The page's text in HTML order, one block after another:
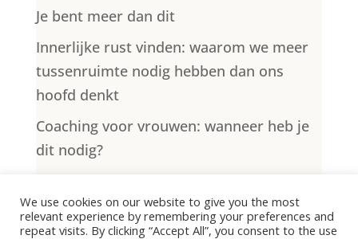
Je bent meer dan dit
Innerlijke rust vinden: waarom we meer
tussenruimte nodig hebben dan ons
hoofd denkt
Coaching voor vrouwen: wanneer heb je
dit nodig?
nieuwe levensrichting
We use cookies on our website to give you the most
relevant experience by remembering your preferences and
repeat visits. By clicking “Accept All”, you consent to the use